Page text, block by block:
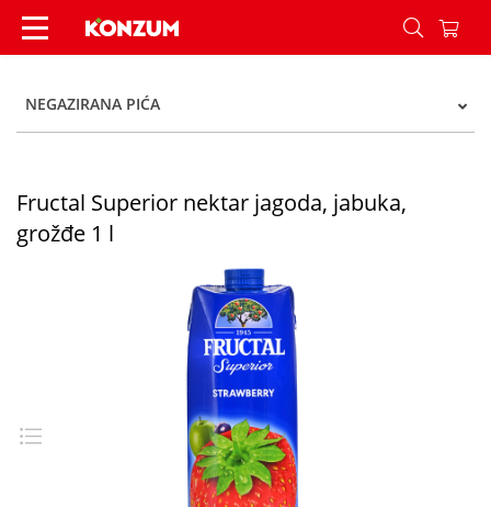
Fructal Superior nektar jagoda, jabuka, grožđe 1
NEGAZIRANA PIĆA
Fructal Superior nektar jagoda, jabuka,
grožđe 1 l